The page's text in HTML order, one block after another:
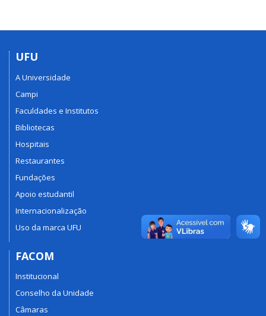
UFU
A Universidade
Campi
Faculdades e Institutos
Bibliotecas
Hospitais
Restaurantes
Fundações
Apoio estudantil
Internacionalização
Uso da marca UFU
FACOM
Institucional
Conselho da Unidade
Câmaras